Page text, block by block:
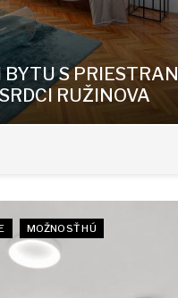
BYTU S
RUŽINOVA
Ružinov
MOŽNOSŤ HÚ